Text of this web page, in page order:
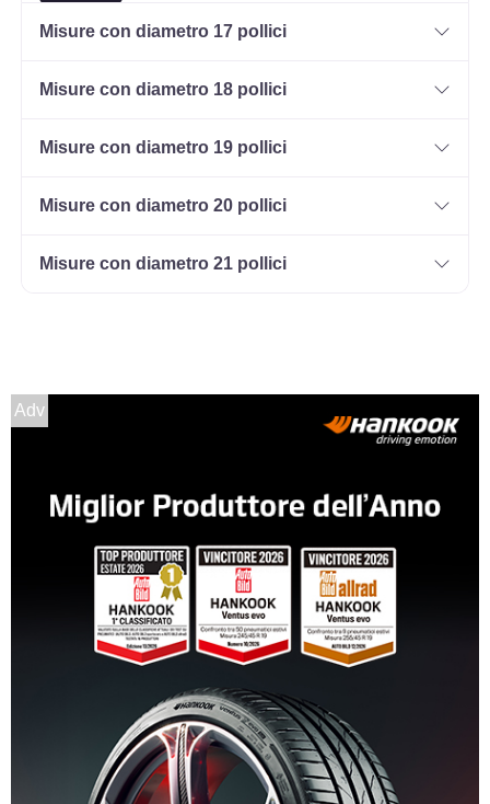
MAK Koln Gun Metallic
ET40 5x100
Esaurito
MAK Koln Black Mirror
5x112
5 fori 16" 6.5X16 ET40
Esaurito
MAK Koln Matt Black 5
fori 16" 6.5X16 ET53
5x114.3
Foro centrale: 73mm
Esaurito
MAK Koln Matt Black 5
fori 16" 6.5X16 ET45
5x114.3
Misure con diametro 17 pollici
Misure con diametro 18 pollici
Misure con diametro 19 pollici
Misure con diametro 20 pollici
Misure con diametro 21 pollici
Adv